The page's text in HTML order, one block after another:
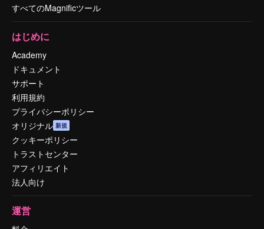
すべてのMagnificツール
はじめに
Academy
ドキュメント
サポート
利用規約
プライバシーポリシー
オリジナル 新規
クッキーポリシー
トラストセンター
アフィリエイト
法人向け
運営